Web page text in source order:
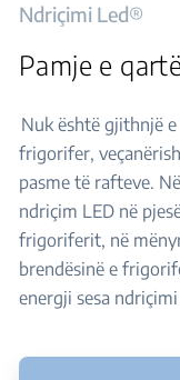
Ndriçimi Led®
Pamje e
Nuk është gjithnjë
frigorifer,
pasme të rafteve.
ndriçim LED në
frigoriferit, në
brendësinë e
energji sesa